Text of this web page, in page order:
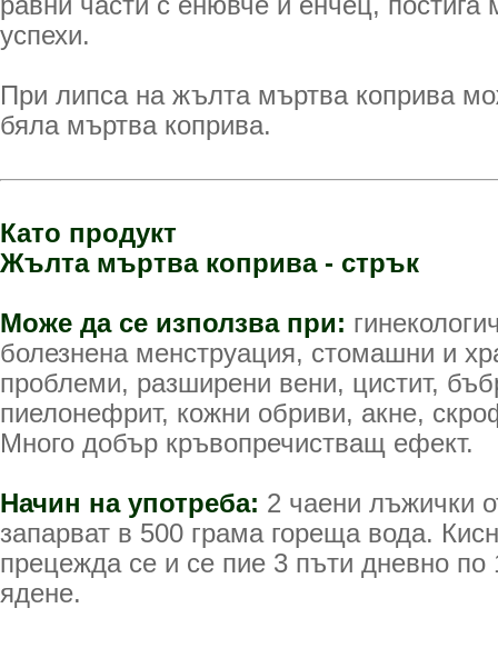
успехи.
При липса на жълта мъртва коприва
бяла мъртва коприва.
Като продукт
Жълта мъртва коприва - стрък
Може да се използва при:
болезнена менструация, стомашни и
проблеми, разширени вени, цистит,
пиелонефрит, кожни обриви, акне,
Много добър кръвопречистващ ефект.
Начин на употреба: 2 чаени лъжички
запарват в 500 грама гореща вода.
прецежда се и се пие 3 пъти дневно по
ядене.